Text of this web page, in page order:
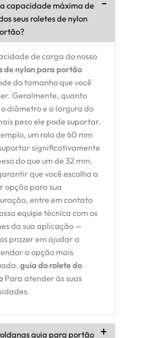
capacidade máxima de
seus roletes de nylon
de carga do nosso
de nylon para portão
do tamanho que você
Geralmente, quanto
diâmetro e a largura do
peso ele pode suportar.
um rolo de 60 mm
significativamente
do que um de 32 mm.
que você escolha a
opção para sua
entre em contato
equipe técnica com os
da sua aplicação —
prazer em ajudar a
a opção mais
guia do rolete do
Para atender às suas
guia para portão